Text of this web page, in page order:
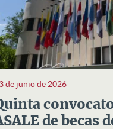
de junio de 2026
de becas